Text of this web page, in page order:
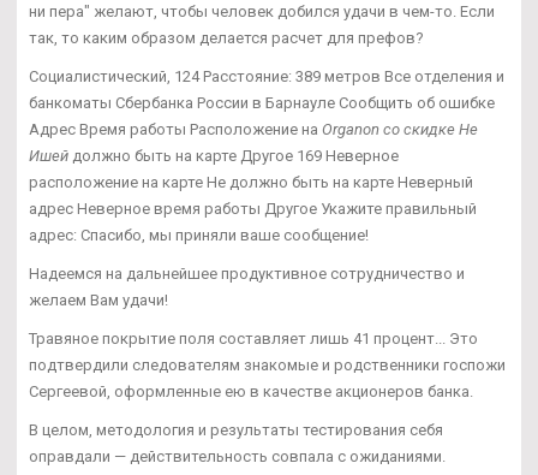
ни пера" желают, чтобы человек добился удачи в чем-то. Если
так, то каким образом делается расчет для префов?
Социалистический, 124 Расстояние: 389 метров Все отделения и
банкоматы Сбербанка России в Барнауле Сообщить об ошибке
Адрес Время работы Расположение на Organon со скидке Не
Ишей должно быть на карте Другое 169 Неверное
расположение на карте Не должно быть на карте Неверный
адрес Неверное время работы Другое Укажите правильный
адрес: Спасибо, мы приняли ваше сообщение!
Надеемся на дальнейшее продуктивное сотрудничество и
желаем Вам удачи!
Травяное покрытие поля составляет лишь 41 процент... Это
подтвердили следователям знакомые и родственники госпожи
Сергеевой, оформленные ею в качестве акционеров банка.
В целом, методология и результаты тестирования себя
оправдали — действительность совпала с ожиданиями.